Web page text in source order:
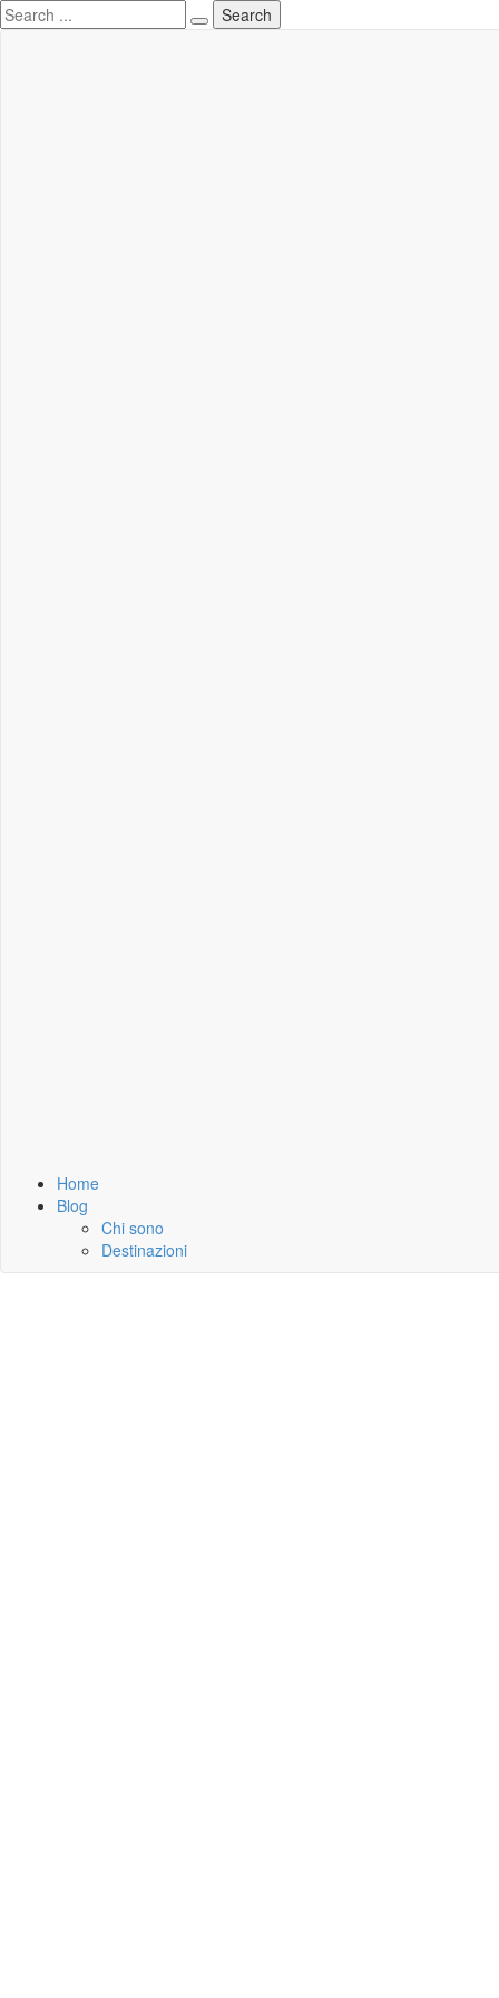
Home
Blog
Chi sono
Destinazioni